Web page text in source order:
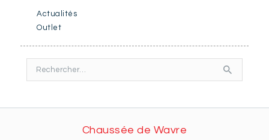
Actualités
Outlet
Chaussée de Wavre